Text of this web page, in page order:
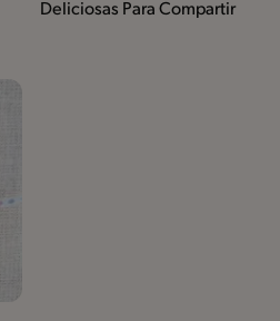
Deliciosas Para Compartir